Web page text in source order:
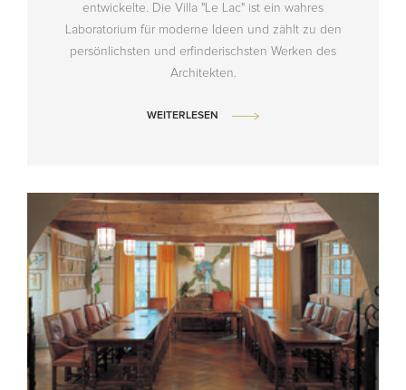
entwickelte. Die Villa "Le Lac" ist ein wahres
Laboratorium für moderne Ideen und zählt zu den
persönlichsten und erfinderischsten Werken des
Architekten.
WEITERLESEN